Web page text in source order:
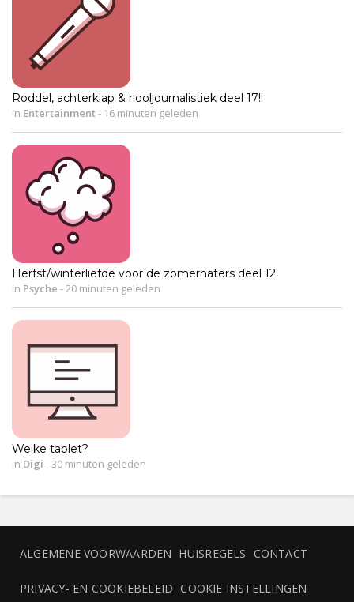
Roddel, achterklap & riooljournalistiek deel 17!!
in Entertainment- 16 minuten geleden
Herfst/winterliefde voor de zomerhaters deel 12.
in Psyche -20 minuten geleden
Welke tablet?
in Digi -30 minuten geleden
ALGEMENE VOORWAARDEN HUISREGELS CONTACT
PRIVACY- EN COOKIEBELEID COOKIE INSTELLINGEN